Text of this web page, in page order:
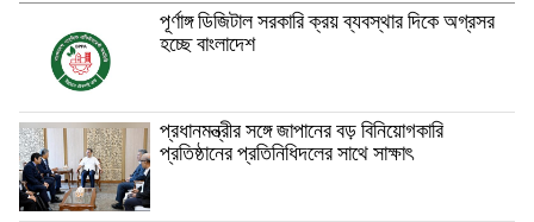
পূর্ণাঙ্গ ডিজিটাল সরকারি ক্রয় ব্যবস্থার দিকে অগ্রসর
হচ্ছে বাংলাদেশ
প্রধানমন্ত্রীর সঙ্গে জাপানের বড় বিনিয়োগকারি
প্রতিষ্ঠানের প্রতিনিধিদলের সাথে সাক্ষাৎ